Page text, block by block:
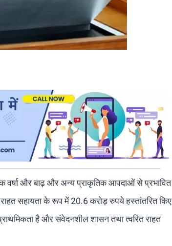
वर्षा और बाढ़ और अन्य प्राकृतिक आपदाओं से प्रभावित
सहायता के रूप में 20.6 करोड़ रुपये हस्तांतरित किए
है और संवेदनशील शासन तथा त्वरित राहत